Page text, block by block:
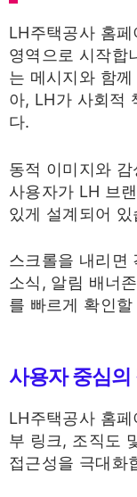
LH주택공사 홈
영역으로 시작합
는 메시지와 함
아, LH가 사회적
다.
동적 이미지와
사용자가 LH 브
있게 설계되어 있
스크롤을 내리면
소식, 알림 배너
를 빠르게 확인
사용자 중심
LH주택공사 홈
부 링크, 조직도
접근성을 극대화